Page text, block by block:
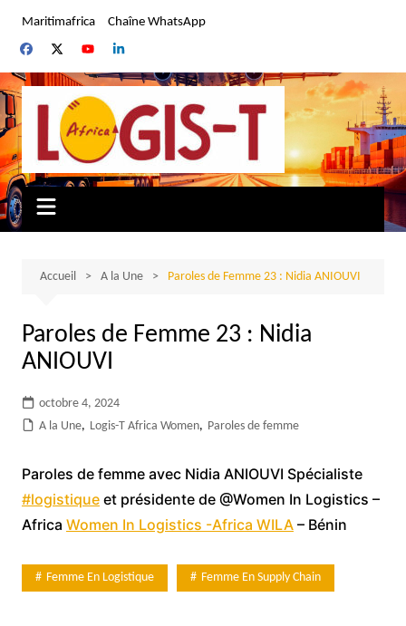
contenu
Maritimafrica Chaîne WhatsApp
Accueil A la Une Paroles de Femme 23 : Nidia ANIOUVI
Paroles de Femme 23 : Nidia
ANIOUVI
octobre 4, 2024
A la Une, Logis-T Africa Women, Paroles de femme
Paroles de femme avec Nidia ANIOUVI Spécialiste
#logistiqueet présidente de @Women In Logistics –
Africa Women In Logistics -Africa WILA– Bénin
Femme En Logistique Femme En Supply Chain